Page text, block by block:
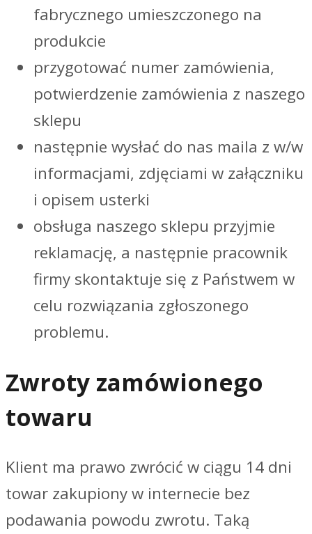
fabrycznego umieszczonego na
produkcie
przygotować numer zamówienia,
potwierdzenie zamówienia z naszego
sklepu
następnie wysłać do nas maila z w/w
informacjami, zdjęciami w załączniku
i opisem usterki
obsługa naszego sklepu przyjmie
reklamację, a następnie pracownik
firmy skontaktuje się z Państwem w
celu rozwiązania zgłoszonego
problemu.
Zwroty zamówionego
towaru
Klient ma prawo zwrócić w ciągu 14 dni
towar zakupiony w internecie bez
podawania powodu zwrotu. Taką